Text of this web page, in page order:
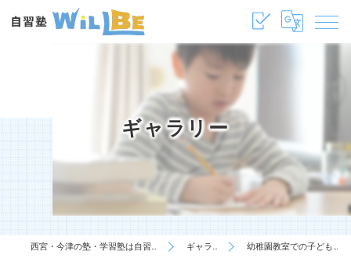
ギャラリー
西宮・今津の塾・学習塾は自習塾WillBe ギャラリー 幼稚園教室での子どもの様子